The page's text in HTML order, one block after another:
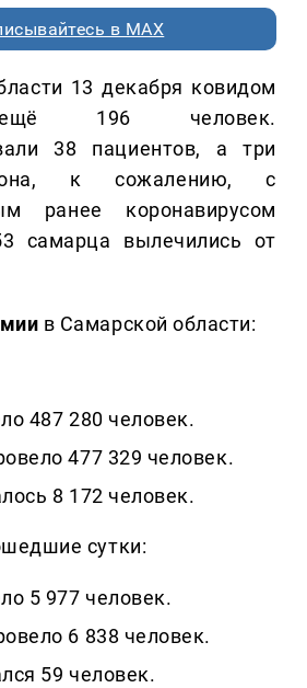
в MAX
13 декабря ковидом
196 человек.
38 пациентов, а три
к сожалению, с
ранее коронавирусом
самарца вылечились от
в Самарской области:
487 280 человек.
477 329 человек.
8 172 человек.
сутки:
5 977 человек.
6 838 человек.
59 человек.